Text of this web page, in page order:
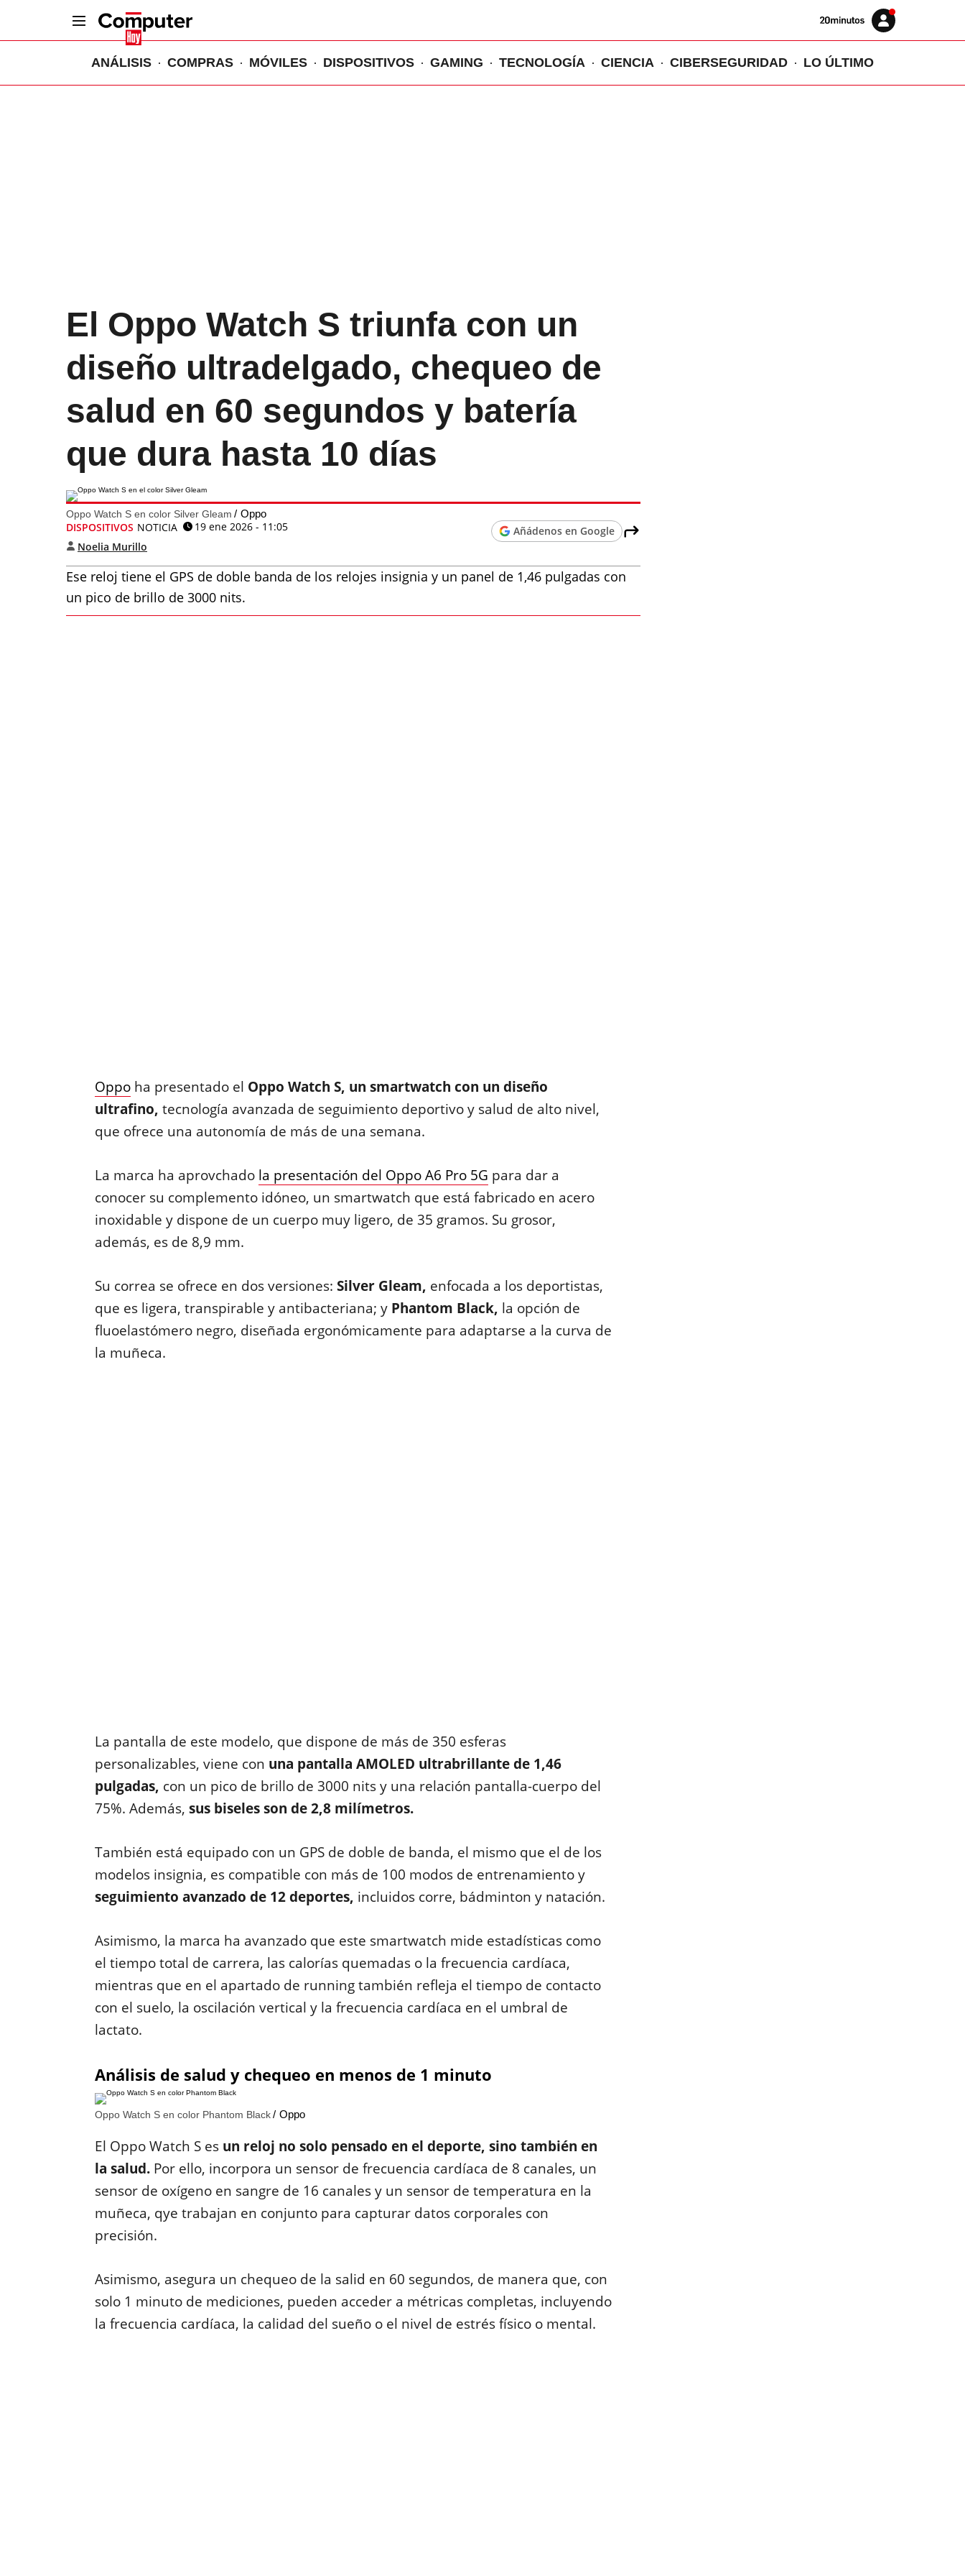
Volver
Iniciar
sesión
ANÁLISIS COMPRAS MÓVILES DISPOSITIVOS GAMING TECNOLOGÍA CIENCIA CIBERSEGURIDAD LO ÚLTIMO
El Oppo Watch S triunfa con un
diseño ultradelgado, chequeo de
salud en 60 segundos y batería
que dura hasta 10 días
Oppo Watch S en color Silver Gleam Oppo
DISPOSITIVOS NOTICIA
19 ene 2026 - 11:05
Noelia Murillo
Añádenos en Google
Ese reloj tiene el GPS de doble banda de los relojes insignia y un panel de 1,46 pulgadas con
un pico de brillo de 3000 nits.
Oppoha presentado el Oppo Watch S, un smartwatch con un diseño
ultrafino, tecnología avanzada de seguimiento deportivo y salud de alto nivel,
que ofrece una autonomía de más de una semana.
La marca ha aprovchado la presentación del Oppo A6 Pro 5G para dar a
conocer su complemento idóneo, un smartwatch que está fabricado en acero
inoxidable y dispone de un cuerpo muy ligero, de 35 gramos. Su grosor,
además, es de 8,9 mm.
Su correa se ofrece en dos versiones: Silver Gleam, enfocada a los deportistas,
que es ligera, transpirable y antibacteriana; yPhantom Black, la opción de
fluoelastómero negro, diseñada ergonómicamente para adaptarse a la curva de
la muñeca.
La pantalla de este modelo, que dispone de más de 350 esferas
personalizables, viene con una pantalla AMOLED ultrabrillante de 1,46
pulgadas, con un pico de brillo de 3000 nits y una relación pantalla-cuerpo del
75%. Además, sus biseles son de 2,8 milímetros.
También está equipado con un GPS de doble de banda, el mismo que el de los
modelos insignia, es compatible con más de 100 modos de entrenamiento y
seguimiento avanzado de 12 deportes, incluidos corre, bádminton y natación.
Asimismo, la marca ha avanzado que este smartwatch mide estadísticas como
el tiempo total de carrera, las calorías quemadas o la frecuencia cardíaca,
mientras que en el apartado de running también refleja el tiempo de contacto
con el suelo, la oscilación vertical y la frecuencia cardíaca en el umbral de
lactato.
Análisis de salud y chequeo en menos de 1 minuto
Oppo Watch S en color Phantom Black Oppo
El Oppo Watch S esun reloj no solo pensado en el deporte, sino también en
la salud.Por ello, incorpora un sensor de frecuencia cardíaca de 8 canales, un
sensor de oxígeno en sangre de 16 canales y un sensor de temperatura en la
muñeca, qye trabajan en conjunto para capturar datos corporales con
precisión.
Asimismo, asegura un chequeo de la salid en 60 segundos, de manera que, con
solo 1 minuto de mediciones, pueden acceder a métricas completas, incluyendo
la frecuencia cardíaca, la calidad del sueño o el nivel de estrés físico o mental.